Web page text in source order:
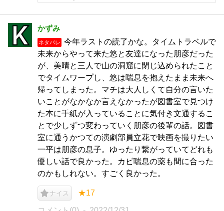
かずみ
ネタバレ
今年ラストの読了かな。タイムトラベルで
未来からやって来た悠と友達になった朋彦だった
が、美晴と三人で山の洞窟に閉じ込められたこと
でタイムワープし、悠は喘息を抱えたまま未来へ
帰ってしまった。マチは大人しくて自分の言いた
いことがなかなか言えなかったが図書室で見つけ
た本に手紙が入っていることに気付き文通するこ
とで少しずつ変わっていく朋彦の後輩の話。図書
室に通うかつての演劇部員立花で映画を撮りたい
一平は朋彦の息子。ゆったり繋がっていてどれも
優しい話で良かった。カビ喘息の薬も間に合った
のかもしれない。すごく良かった。
ナイス ★17